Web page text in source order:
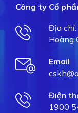
Công ty Cổ
Địa chỉ:
Hoàng
Email
Điện
1900